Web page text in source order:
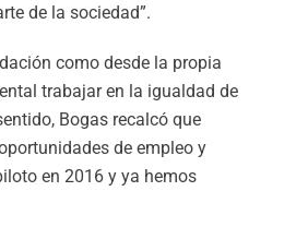
de la sociedad”.
como desde la propia
trabajar en la igualdad de
Bogas recalcó que
de empleo y
en 2016 y ya hemos